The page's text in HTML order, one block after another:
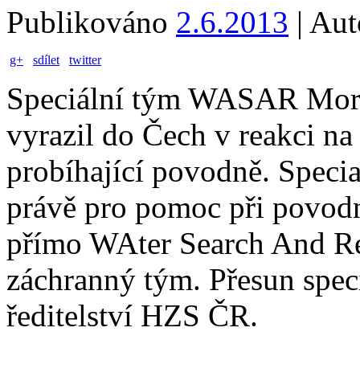
Publikováno 2.6.2013 |
g+ sdílet twitter
Speciální tým WASAR
vyrazil do Čech v reakci
probíhající povodně.
právě pro pomoc při
přímo WAter Search And
záchranný tým. Přesun
ředitelství HZS ČR.